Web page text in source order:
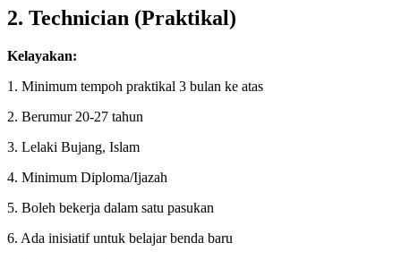
2. Technician (Praktikal)
Kelayakan:
1. Minimum tempoh praktikal 3 bulan ke atas
2. Berumur 20-27 tahun
3. Lelaki Bujang, Islam
4. Minimum Diploma/Ijazah
5. Boleh bekerja dalam satu pasukan
6. Ada inisiatif untuk belajar benda baru